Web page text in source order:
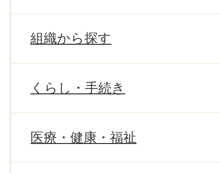
組織から探す
くらし・手続き
医療・健康・福祉